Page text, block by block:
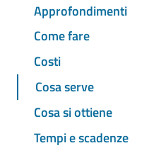
Approfondimenti
Come fare
Costi
Cosa serve
Cosa si ottiene
Tempi e scadenze